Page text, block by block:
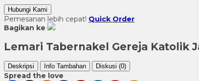
Hubungi Kami
Pemesanan lebih cepat! Quick Order
Bagikan ke
Lemari Tabernakel Gereja Katolik
Deskripsi Info Tambahan Diskusi (0)
Spread the love